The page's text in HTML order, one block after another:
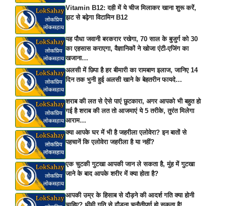
Vitamin B12: दही में ये चीज मिलाकर खाना शुरू करें,
झट से बढ़ेगा विटामिन B12
यह पौधा जवानी बरकरार रखेगा, 70 साल के बुजुर्ग को 30
का एहसास कराएगा, वैज्ञानिकों ने खोजा एंटी-एजिंग का
खजाना…
अलसी में छिपा है हर बीमारी का रामबाण इलाज, जानिए 14
दिन तक भुनी हुई अलसी खाने के बेहतरीन फायदे…
शराब की लत से ऐसे पाएं छुटकारा, अगर आपको भी बहुत हो
गई है शराब की लत तो आजमाएं ये 5 तरीके, तुरंत मिलेगा
आराम…
क्या आपके घर में भी है जहरीला एलोवेरा? इन बातों से
पहचानें कि एलोवेरा जहरीला है या नहीं?
एक चुटकी गुटखा आपकी जान ले सकता है, मुंह में गुटखा
जाने के बाद आपके शरीर में क्या होता है?
आपकी उम्र के हिसाब से दौड़ने की आदर्श गति क्या होनी